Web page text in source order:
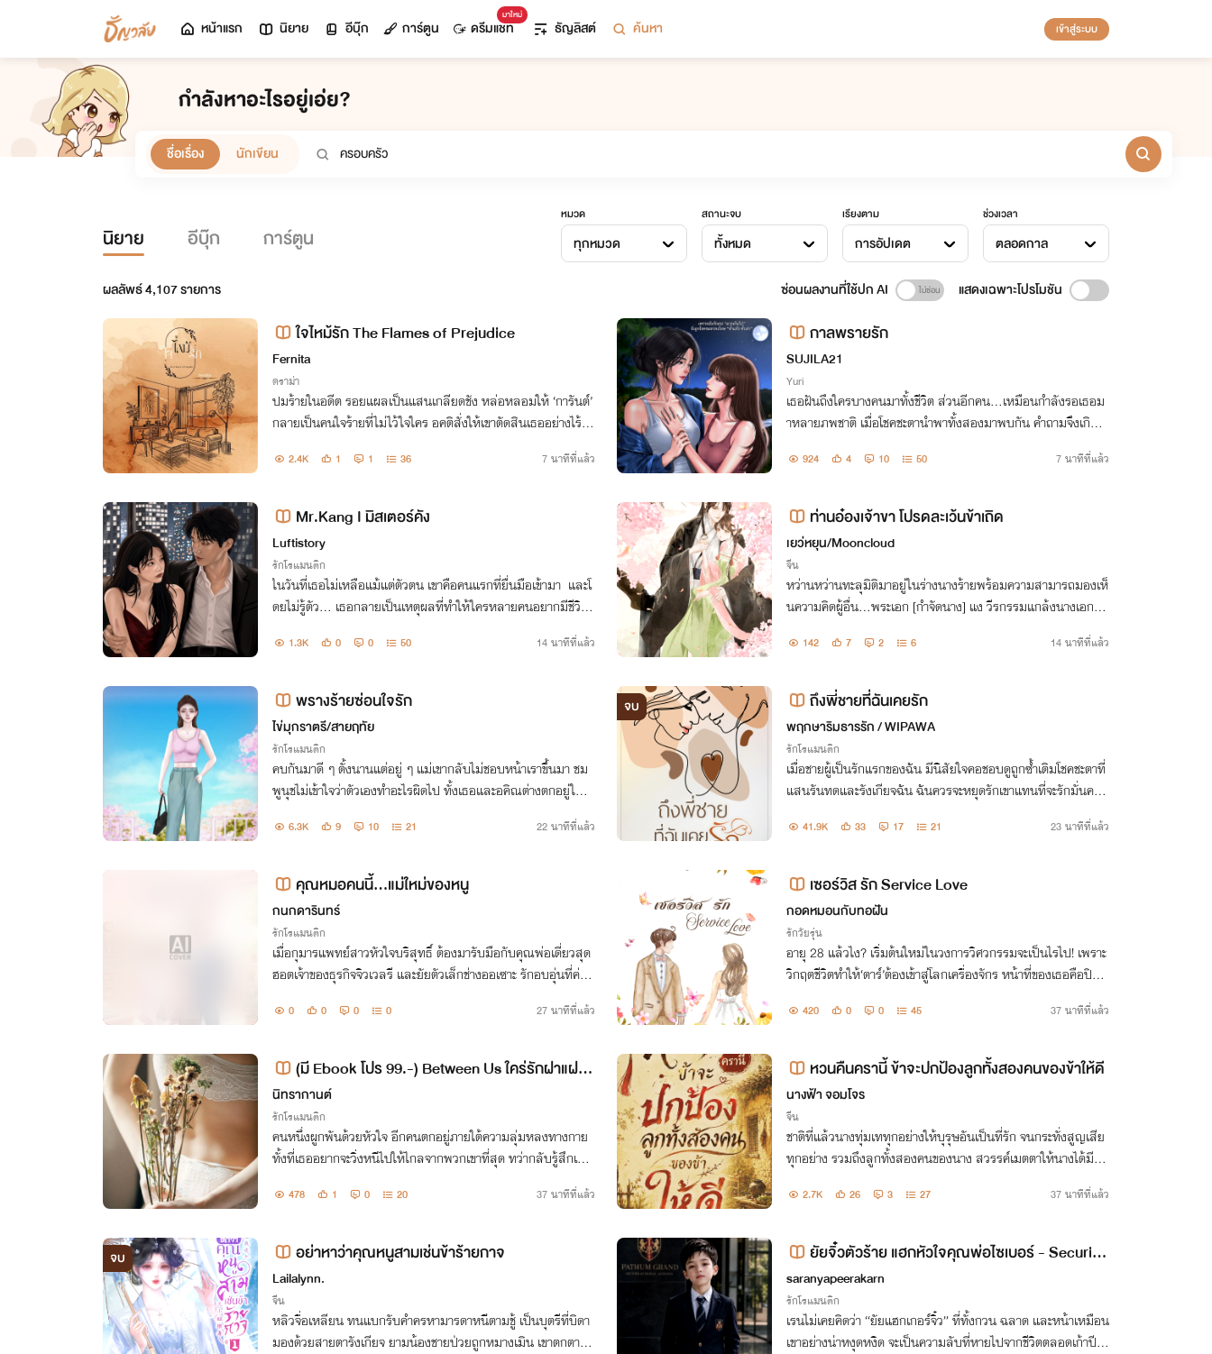
หน้าแรก นิยาย อีบุ๊ก การ์ตูน
มาใหม่
ดรีมแชท ธัญลิสต์ ค้นหา เข้าสู่ระบบ
กำลังหาอะไรอยู่เอ่ย?
ชื่อเรื่อง นักเขียน
นิยาย อีบุ๊ก การ์ตูน
หมวด
ทุกหมวด
สถานะจบ
ทั้งหมด
เรียงตาม
การอัปเดต
ช่วงเวลา
ตลอดกาล
ผลลัพธ์4,107รายการ ซ่อนผลงานที่ใช้ปก AI แสดงเฉพาะโปรโมชัน
ใจไหม้รัก The Flames of Prejudice
Fernita
ดราม่า
ปมร้ายในอดีต รอยแผลเป็นแสนเกลียดชัง หล่อหลอมให้ ‘การันต์’
กลายเป็นคนใจร้ายที่ไม่ไว้ใจใคร อคติสั่งให้เขาตัดสินเธออย่างไร้ค่า
2.4K 1 1 36 7 นาทีที่แล้ว
กาลพรายรัก
SUJILA21
Yuri
เธอฝันถึงใครบางคนมาทั้งชีวิต ส่วนอีกคน…เหมือนกำลังรอเธอม
าหลายภพชาติ เมื่อโชคชะตานำพาทั้งสองมาพบกัน คำถามจึงเกิดขึ้
924 4 10 50 7 นาทีที่แล้ว
Mr.Kang I มิสเตอร์คัง
Luftistory
รักโรแมนติก
ในวันที่เธอไม่เหลือแม้แต่ตัวตน เขาคือคนแรกที่ยื่นมือเข้ามา และโ
ดยไม่รู้ตัว... เธอกลายเป็นเหตุผลที่ทำให้ใครหลายคนอยากมีชีวิตอ
1.3K 0 0 50 14 นาทีที่แล้ว
ท่านอ๋องเจ้าขา โปรดละเว้นข้าเถิด
เยว่หยุน/Mooncloud
จีน
หว่านหว่านทะลุมิติมาอยู่ในร่างนางร้ายพร้อมความสามารถมองเห็
นความคิดผู้อื่น…พระเอก [กำจัดนาง] แง วีรกรรมแกล้งนางเอกที่ผ่
142 7 2 6 14 นาทีที่แล้ว
พรางร้ายซ่อนใจรัก
ไข่มุกราตรี/สายฤทัย
รักโรแมนติก
คบกันมาดี ๆ ตั้งนานแต่อยู่ ๆ แม่เขากลับไม่ชอบหน้าเราขึ้นมา ชม
พูนุชไม่เข้าใจว่าตัวเองทำอะไรผิดไป ทั้งเธอและอคิณต่างตกอยู่ในแ
6.3K 9 10 21 22 นาทีที่แล้ว
จบ ถึงพี่ชายที่ฉันเคยรัก
พฤกษาริมธารรัก / WIPAWA
รักโรแมนติก
เมื่อชายผู้เป็นรักแรกของฉัน มีนิสัยใจคอชอบดูถูกซ้ำเติมโชคชะตาที่
แสนรันทดและรังเกียจฉัน ฉันควรจะหยุดรักเขาแทนที่จะรักมั่นคงต่
41.9K 33 17 21 23 นาทีที่แล้ว
คุณหมอคนนี้...แม่ใหม่ของหนู
กนกดารินทร์
รักโรแมนติก
เมื่อกุมารแพทย์สาวหัวใจบริสุทธิ์ ต้องมารับมือกับคุณพ่อเดี่ยวสุด
ฮอตเจ้าของธุรกิจจิวเวลรี และยัยตัวเล็กช่างออเซาะ รักอบอุ่นที่ค่อย
0 0 0 0 27 นาทีที่แล้ว
เซอร์วิส รัก Service Love
กอดหมอนกับทอฝัน
รักวัยรุ่น
อายุ 28 แล้วไง? เริ่มต้นใหม่ในวงการวิศวกรรมจะเป็นไรไป! เพราะ
วิกฤตชีวิตทำให้‘ตาร์’ต้องเข้าสู่โลกเครื่องจักร หน้าที่ของเธอคือปิดดี
ง 420 0 0 45 37 นาทีที่แล้ว
(มี Ebook โปร 99.-) Between Us ใคร่รักฝาแฝด
(3P)
นิทรากานต์
รักโรแมนติก
คนหนึ่งผูกพันด้วยหัวใจ อีกคนตกอยู่ภายใต้ความลุ่มหลงทางกาย
ทั้งที่เธออยากจะวิ่งหนีไปให้ไกลจากพวกเขาที่สุด ทว่ากลับรู้สึกเหมื
478 1 0 20 37 นาทีที่แล้ว
หวนคืนครานี้ ข้าจะปกป้องลูกทั้งสองคนของข้าให้ดี
นางฟ้า จอมโจร
จีน
ชาติที่แล้วนางทุ่มเททุกอย่างให้บุรุษอันเป็นที่รัก จนกระทั่งสูญเสีย
ทุกอย่าง รวมถึงลูกทั้งสองคนของนาง สวรรค์เมตตาให้นางได้มีโอ
องปกป้องลูก ๆ
2.7K 26 3 27 37 นาทีที่แล้ว
จบ อย่าหาว่าคุณหนูสามเช่นข้าร้ายกาจ
Lailalynn.
จีน
หลิวจื่อเหลียน ทนแบกรับคำครหามารดาหนีตามชู้ เป็นบุตรีที่บิดา
มองด้วยสายตารังเกียจ ยามน้องชายป่วยถูกหมางเมิน เขาตกตายน
ยัยจิ๋วตัวร้าย แฮกหัวใจคุณพ่อไซเบอร์ - Security
Alert!
saranyapeerakarn
รักโรแมนติก
เรนไม่เคยคิดว่า “ยัยแฮกเกอร์จิ๋ว” ที่ทั้งกวน ฉลาด และหน้าเหมือน
เขาอย่างน่าหงุดหงิด จะเป็นความลับที่หายไปจากชีวิตตลอดเก้าปี จ